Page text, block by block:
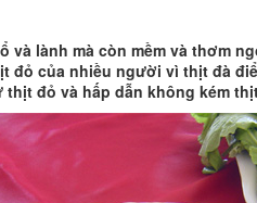
và lành mà còn mềm và thơm
đỏ của nhiều người vì thịt đà
đỏ và hấp dẫn không kém